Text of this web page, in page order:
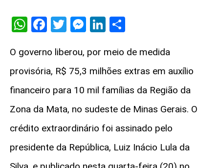
WhatsApp
Facebook
Twitter
Messenger
LinkedIn
O governo liberou, por meio de medida
provisória, R$ 75,3 milhões extras em auxílio
financeiro para 10 mil famílias da Região da
Zona da Mata, no sudeste de Minas Gerais. O
crédito extraordinário foi assinado pelo
presidente da República, Luiz Inácio Lula da